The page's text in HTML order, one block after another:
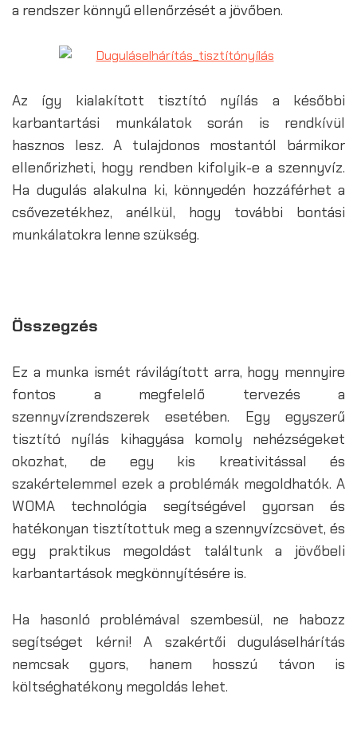
a rendszer könnyű ellenőrzését a jövőben.
Az így kialakított tisztító nyílás a későbbi
karbantartási munkálatok során is rendkívül
hasznos lesz. A tulajdonos mostantól bármikor
ellenőrizheti, hogy rendben kifolyik-e a szennyvíz.
Ha dugulás alakulna ki, könnyedén hozzáférhet a
csővezetékhez, anélkül, hogy további bontási
munkálatokra lenne szükség.
Összegzés
Ez a munka ismét rávilágított arra, hogy mennyire
fontos a megfelelő tervezés a
szennyvízrendszerek esetében. Egy egyszerű
tisztító nyílás kihagyása komoly nehézségeket
okozhat, de egy kis kreativitással és
szakértelemmel ezek a problémák megoldhatók. A
WOMA technológia segítségével gyorsan és
hatékonyan tisztítottuk meg a szennyvízcsövet, és
egy praktikus megoldást találtunk a jövőbeli
karbantartások megkönnyítésére is.
Ha hasonló problémával szembesül, ne habozz
segítséget kérni! A szakértői duguláselhárítás
nemcsak gyors, hanem hosszú távon is
költséghatékony megoldás lehet.